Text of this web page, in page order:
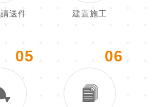
送件 建置施工
05 06